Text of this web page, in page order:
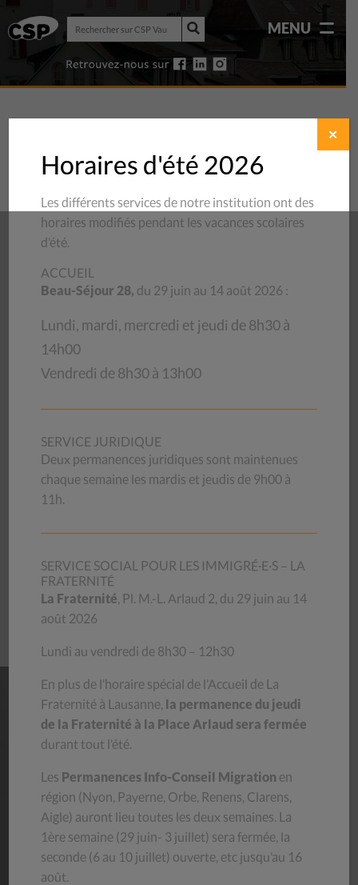
Rechercher
sur
CSP
Vaud
Rechercher
CSP
Vaud
MENU
Vente spéciale d’objets précieux
au Galetas de Montreux
Ce samedi 9 avril, le Galetas de Montreux sort ses
Venez découvrir les trésors dès 9h et jusqu’à 14h. Toute
l’équipe se réjouit de vous revoir !
NOSMAGASINS
les trésors que recèlent nos magasins d’occasion ! Le stock
se renouvelle chaque jour.
En achetant au CSP, vous contribuez à aider des personnes
en difficulté et vous donnez une deuxième vie aux objets,
luttant ainsi contre le gaspillage.
Horaires d'été 2026
Les différents services de notre institution ont des
horaires modifiés pendant les vacances scolaires
d’été.
ACCUEIL
Beau-Séjour 28, du 29 juin au 14 août 2026 :
Lundi, mardi, mercredi et jeudi de 8h30 à
14h00
Vendredi de 8h30 à 13h00
SERVICE JURIDIQUE
Deux permanences juridiques sont maintenues
chaque semaine les mardis et jeudis de 9h00 à
11h.
SERVICE SOCIAL POUR LES IMMIGRÉ·E·S – LA
FRATERNITÉ
La Fraternité, Pl. M.-L. Arlaud 2, du 29 juin au 14
août 2026
Lundi au vendredi de 8h30 – 12h30
En plus de l’horaire spécial de l’Accueil de La
Fraternité à Lausanne, la permanence du jeudi
de la Fraternité à la Place Arlaud sera fermée
durant tout l’été.
Les Permanences Info-Conseil Migration en
région (Nyon, Payerne, Orbe, Renens, Clarens,
Aigle) auront lieu toutes les deux semaines. La
1ère semaine (29 juin- 3 juillet) sera fermée, la
seconde (6 au 10 juillet) ouverte, etc jusqu’au 16
août.
✕